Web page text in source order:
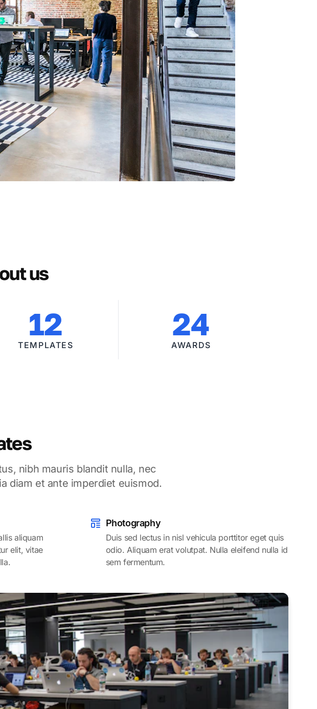
us
12
TEMPLATES
24
AWARDS
nibh mauris blandit nulla, nec
diam et ante imperdiet euismod.
aliquam
elit, vitae
Photography
Duis sed lectus in nisl vehicula porttitor eget quis
odio. Aliquam erat volutpat. Nulla eleifend nulla id
sem fermentum.